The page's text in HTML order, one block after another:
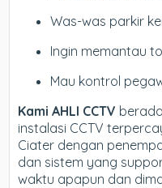
Was-was parkir
Ingin memantau
Mau kontrol
Kami AHLI CCTV
instalasi CCTV
Ciater dengan
dan sistem yang
waktu apapun dan